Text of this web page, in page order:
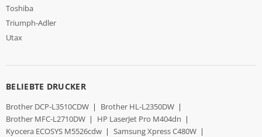
Toshiba
Triumph-Adler
Utax
BELIEBTE DRUCKER
Brother DCP-L3510CDW | Brother HL-L2350DW |
Brother MFC-L2710DW | HP LaserJet Pro M404dn |
Kyocera ECOSYS M5526cdw | Samsung Xpress C480W |